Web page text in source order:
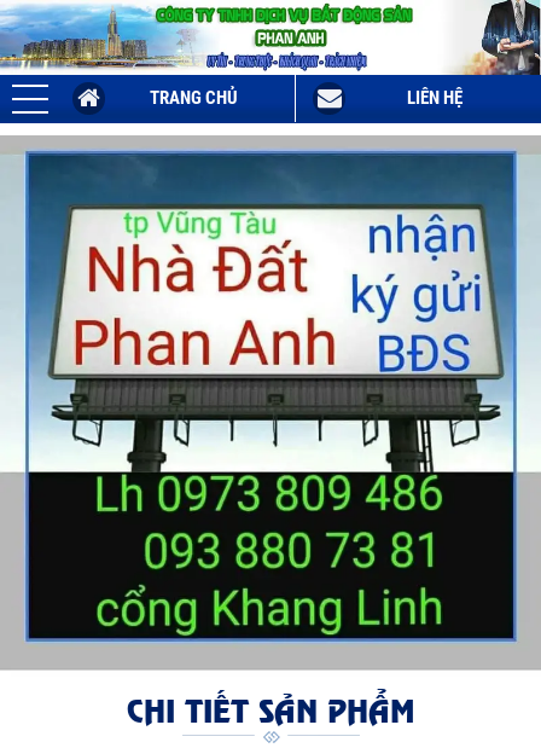
TRANG CHỦ LIÊN HỆ
CHI TIẾT SẢN PHẨM